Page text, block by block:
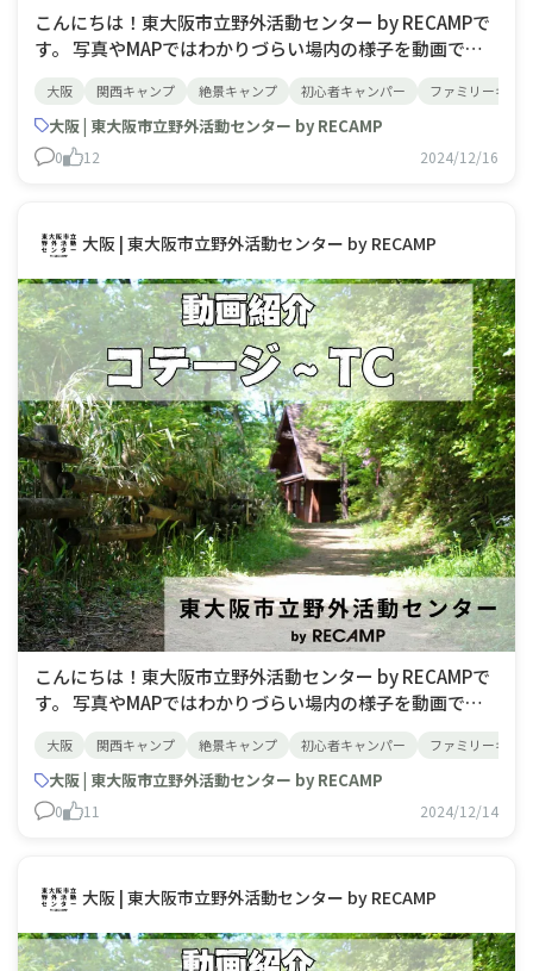
こんにちは！東大阪市立野外活動センター by RECAMPで
す。 写真やMAPではわかりづらい場内の様子を動画で紹
BBQ場になります。1区画1000円で格安となっておりま
す。日帰り利用の場合は区画料金＋1名100円
大阪 関西キャンプ 絶景キャンプ 初心者キャンパー ファミリーキャ
大阪 | 東大阪市立野外活動センター by RECAMP
0 12 2024/12/16
大阪 | 東大阪市立野外活動センター by RECAMP
こんにちは！東大阪市立野外活動センター by RECAMPで
す。 写真やMAPではわかりづらい場内の様子を動画で紹
でをご紹介。テントキャビンは駐車場は第３駐車場から右
に曲がって200mほどお車で進んだ先にございます。
大阪 関西キャンプ 絶景キャンプ 初心者キャンパー ファミリーキャ
大阪 | 東大阪市立野外活動センター by RECAMP
0 11 2024/12/14
大阪 | 東大阪市立野外活動センター by RECAMP